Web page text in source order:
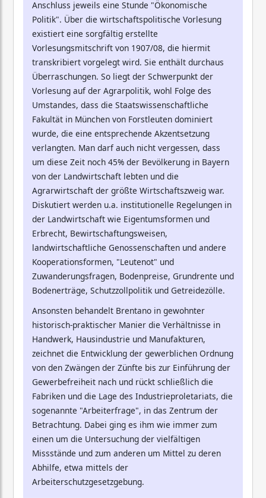
Anschluss jeweils eine Stunde "Ökonomische
Politik". Über die wirtschaftspolitische Vorlesung
existiert eine sorgfältig erstellte
Vorlesungsmitschrift von 1907/08, die hiermit
transkribiert vorgelegt wird. Sie enthält durchaus
Überraschungen. So liegt der Schwerpunkt der
Vorlesung auf der Agrarpolitik, wohl Folge des
Umstandes, dass die Staatswissenschaftliche
Fakultät in München von Forstleuten dominiert
wurde, die eine entsprechende Akzentsetzung
verlangten. Man darf auch nicht vergessen, dass
um diese Zeit noch 45% der Bevölkerung in Bayern
von der Landwirtschaft lebten und die
Agrarwirtschaft der größte Wirtschaftszweig war.
Diskutiert werden u.a. institutionelle Regelungen in
der Landwirtschaft wie Eigentumsformen und
Erbrecht, Bewirtschaftungsweisen,
landwirtschaftliche Genossenschaften und andere
Kooperationsformen, "Leutenot" und
Zuwanderungsfragen, Bodenpreise, Grundrente und
Bodenerträge, Schutzzollpolitik und Getreidezölle.
Ansonsten behandelt Brentano in gewohnter
historisch-praktischer Manier die Verhältnisse in
Handwerk, Hausindustrie und Manufakturen,
zeichnet die Entwicklung der gewerblichen Ordnung
von den Zwängen der Zünfte bis zur Einführung der
Gewerbefreiheit nach und rückt schließlich die
Fabriken und die Lage des Industrieproletariats, die
sogenannte "Arbeiterfrage", in das Zentrum der
Betrachtung. Dabei ging es ihm wie immer zum
einen um die Untersuchung der vielfältigen
Missstände und zum anderen um Mittel zu deren
Abhilfe, etwa mittels der
Arbeiterschutzgesetzgebung.